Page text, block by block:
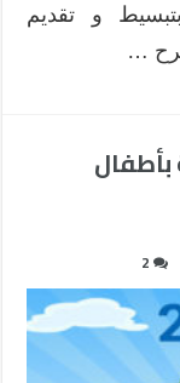
بتبسيط و تقديم
…
2